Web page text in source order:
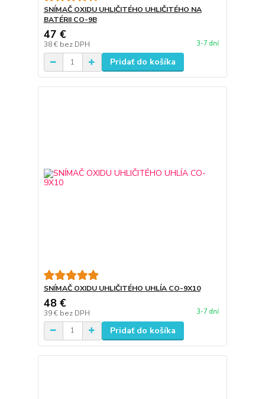
SNÍMAČ OXIDU UHLIČITÉHO UHLIČITÉHO NA
BATÉRII CO-9B
47 €
38 € bez DPH 3-7 dní
Pridať do košíka
SNÍMAČ OXIDU UHLIČITÉHO UHLÍA CO-9X10
48 €
39 € bez DPH 3-7 dní
Pridať do košíka